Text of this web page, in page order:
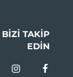
BIZI TAKIP
EDIN